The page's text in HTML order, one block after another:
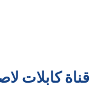
قناة كابلات